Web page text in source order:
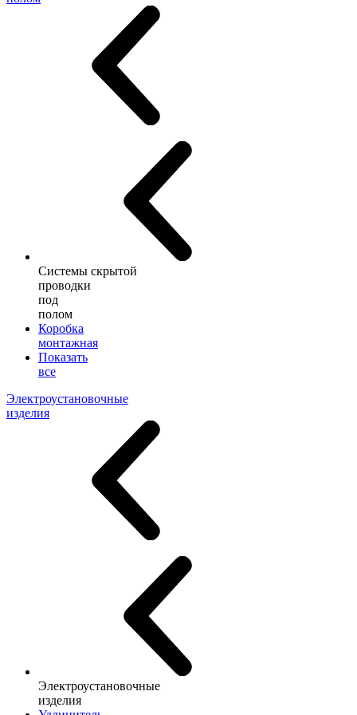
Системы скрытой
проводки
под
полом
Коробка
монтажная
Показать
все
Электроустановочные
изделия
Электроустановочные
изделия